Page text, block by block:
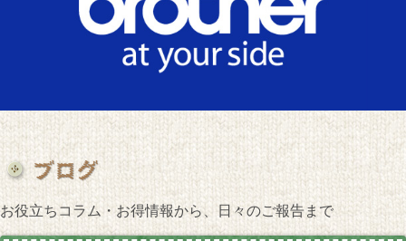
お役立ちコラム・お得情報から、日々のご報告まで